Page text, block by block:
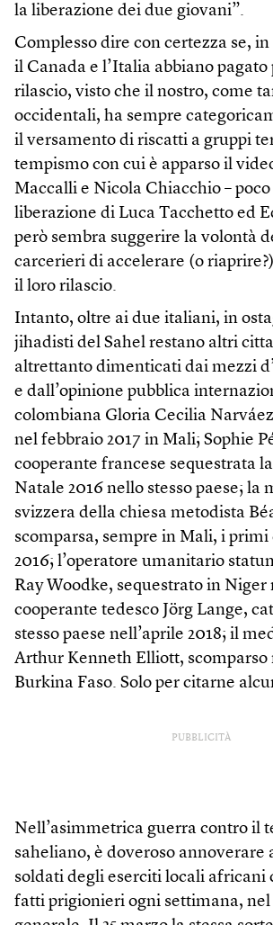
la liberazione dei due giovani”.
Complesso dire con certezza se,
il Canada e l’Italia abbiano pagato
rilascio, visto che il nostro, come
occidentali, ha sempre
il versamento di riscatti a gruppi
tempismo con cui è apparso il
Maccalli e Nicola Chiacchio – poco
liberazione di Luca Tacchetto ed
però sembra suggerire la volontà
carcerieri di accelerare (o
il loro rilascio.
Intanto, oltre ai due italiani, in
jihadisti del Sahel restano altri
altrettanto dimenticati dai mezzi
e dall’opinione pubblica
colombiana Gloria Cecilia
nel febbraio 2017 in Mali; Sophie
cooperante francese sequestrata
Natale 2016 nello stesso paese; la
svizzera della chiesa metodista
scomparsa, sempre in Mali, i
2016; l’operatore umanitario
Ray Woodke, sequestrato in Niger
cooperante tedesco Jörg Lange,
stesso paese nell’aprile 2018; il
Arthur Kenneth Elliott, scomparso
Burkina Faso. Solo per citarne
PUBBLICITÀ
Nell’asimmetrica guerra contro il
saheliano, è doveroso annoverare
soldati degli eserciti locali africani
fatti prigionieri ogni settimana, nel